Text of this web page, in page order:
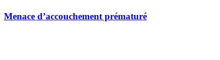
Menace d’accouchement prématuré